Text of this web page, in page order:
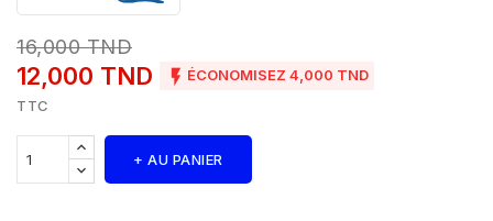
16,000 TND
12,000 TND  ÉCONOMISEZ 4,000 TND
TTC
+ AU PANIER